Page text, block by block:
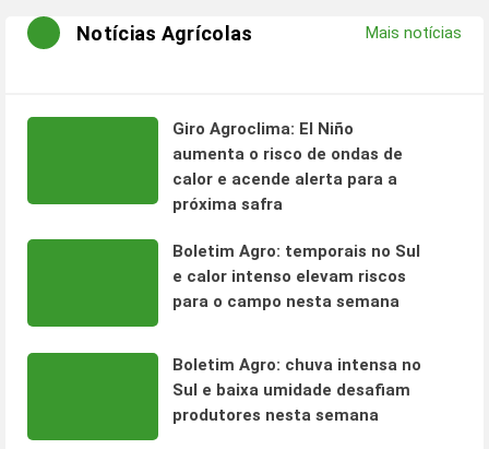
Notícias Agrícolas Mais notícias
Giro Agroclima: El Niño
aumenta o risco de ondas de
calor e acende alerta para a
próxima safra
Boletim Agro: temporais no Sul
e calor intenso elevam riscos
para o campo nesta semana
Boletim Agro: chuva intensa no
Sul e baixa umidade desafiam
produtores nesta semana